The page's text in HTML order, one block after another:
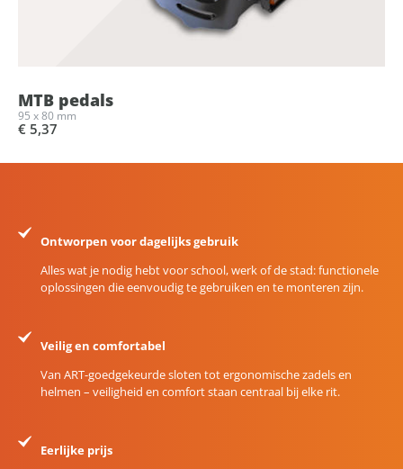
MTB pedals
95 x 80 mm
€ 5,37
Ontworpen voor dagelijks gebruik
Alles wat je nodig hebt voor school, werk of de stad: functionele
oplossingen die eenvoudig te gebruiken en te monteren zijn.
Veilig en comfortabel
Van ART-goedgekeurde sloten tot ergonomische zadels en
helmen – veiligheid en comfort staan centraal bij elke rit.
Eerlijke prijs